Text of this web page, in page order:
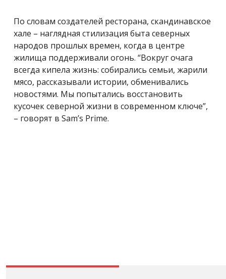
По словам создателей ресторана, скандинавское
хале – наглядная стилизация быта северных
народов прошлых времен, когда в центре
жилища поддерживали огонь. “Вокруг очага
всегда кипела жизнь: собирались семьи, жарили
мясо, рассказывали истории, обменивались
новостями. Мы попытались восстановить
кусочек северной жизни в современном ключе”,
– говорят в Sam’s Prime.